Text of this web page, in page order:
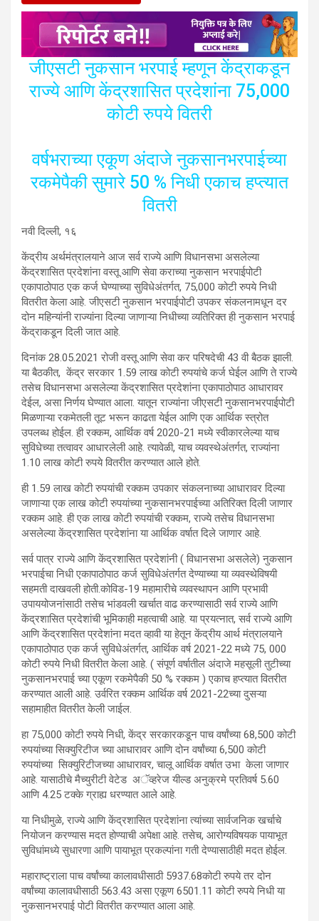
जीएसटी नुकसान भरपाई म्हणून केंद्राकडून
राज्ये आणि केंद्रशासित प्रदेशांना 75,000
कोटी रुपये वितरी
वर्षभराच्या एकूण अंदाजे नुकसानभरपाईच्या
रकमेपैकी सुमारे 50 % निधी एकाच हप्त्यात
वितरी
नवी दिल्ली, १६
केंद्रीय अर्थमंत्रालयाने आज सर्व राज्ये आणि विधानसभा असलेल्या
केंद्रशासित प्रदेशांना वस्तू आणि सेवा कराच्या नुकसान भरपाईपोटी
एकापाठोपाठ एक कर्ज घेण्याच्या सुविधेअंतर्गत, 75,000 कोटी रुपये निधी
वितरीत केला आहे. जीएसटी नुकसान भरपाईपोटी उपकर संकलनामधून दर
दोन महिन्यांनी राज्यांना दिल्या जाणाऱ्या निधीच्या व्यतिरिक्त ही नुकसान भरपाई
केंद्राकडून दिली जात आहे.
दिनांक 28.05.2021 रोजी वस्तू आणि सेवा कर परिषदेची 43 वी बैठक झाली.
या बैठकीत, केंद्र सरकार 1.59 लाख कोटी रुपयांचे कर्ज घेईल आणि ते राज्ये
तसेच विधानसभा असलेल्या केंद्रशासित प्रदेशांना एकापाठोपाठ आधारावर
देईल, असा निर्णय घेण्यात आला. यातून राज्यांना जीएसटी नुकसानभरपाईपोटी
मिळणाऱ्या रकमेतली तूट भरून काढता येईल आणि एक आर्थिक स्त्रोत
उपलब्ध होईल. ही रक्कम, आर्थिक वर्ष 2020-21 मध्ये स्वीकारलेल्या याच
सुविधेच्या तत्वावर आधारलेली आहे. त्यावेळी, याच व्यवस्थेअंतर्गत, राज्यांना
1.10 लाख कोटी रुपये वितरीत करण्यात आले होते.
ही 1.59 लाख कोटी रुपयांची रक्कम उपकार संकलनाच्या आधारावर दिल्या
जाणाऱ्या एक लाख कोटी रुपयांच्या नुकसानभरपाईच्या अतिरिक्त दिली जाणार
रक्कम आहे. ही एक लाख कोटी रुपयांची रक्कम, राज्ये तसेच विधानसभा
असलेल्या केंद्रशासित प्रदेशांना या आर्थिक वर्षात दिले जाणार आहे.
सर्व पात्र राज्ये आणि केंद्रशासित प्रदेशांनी ( विधानसभा असलेले) नुकसान
भरपाईचा निधी एकापाठोपाठ कर्ज सुविधेअंतर्गत देण्याच्या या व्यवस्थेविषयी
सहमती दाखवली होती.कोविड-19 महामारीचे व्यवस्थापन आणि प्रभावी
उपाययोजनांसाठी तसेच भांडवली खर्चात वाढ करण्यासाठी सर्व राज्ये आणि
केंद्रशासित प्रदेशांची भूमिकाही महत्वाची आहे. या प्रयत्नात, सर्व राज्ये आणि
आणि केंद्रशासित प्रदेशांना मदत व्हावी या हेतून केंद्रीय आर्थ मंत्रालयाने
एकापाठोपाठ एक कर्ज सुविधेअंतर्गत, आर्थिक वर्ष 2021-22 मध्ये 75, 000
कोटी रुपये निधी वितरीत केला आहे. ( संपूर्ण वर्षातील अंदाजे महसूली तुटीच्या
नुकसानभरपाई च्या एकूण रकमेपैकी 50 % रक्कम ) एकाच हप्त्यात वितरीत
करण्यात आली आहे. उर्वरित रक्कम आर्थिक वर्ष 2021-22च्या दुसऱ्या
सहामाहीत वितरीत केली जाईल.
हा 75,000 कोटी रुपये निधी, केंद्र सरकारकडून पाच वर्षांच्या 68,500 कोटी
रुपयांच्या सिक्युरिटीज च्या आधारावर आणि दोन वर्षांच्या 6,500 कोटी
रुपयांच्या सिक्युरिटीजच्या आधारावर, चालू आर्थिक वर्षात उभा केला जाणार
आहे. यासाठीचे मैच्युरीटी वेटेड अॅव्हरेज यील्ड अनुक्रमे प्रतिवर्ष 5.60
आणि 4.25 टक्के ग्राह्य धरण्यात आले आहे.
या निधीमुळे, राज्ये आणि केंद्रशासित प्रदेशांना त्यांच्या सार्वजनिक खर्चाचे
नियोजन करण्यास मदत होण्याची अपेक्षा आहे. तसेच, आरोग्यविषयक पायाभूत
सुविधांमध्ये सुधारणा आणि पायाभूत प्रकल्पांना गती देण्यासाठीही मदत होईल.
महाराष्ट्राला पाच वर्षांच्या कालावधीसाठी 5937.68कोटी रुपये तर दोन
वर्षांच्या कालावधीसाठी 563.43 असा एकूण 6501.11 कोटी रुपये निधी या
नुकसानभरपाई पोटी वितरीत करण्यात आला आहे.